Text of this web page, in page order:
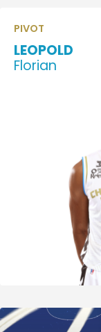
PIVOT
LEOPOLD
Florian